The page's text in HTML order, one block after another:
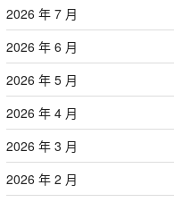
2026 年 7 月
2026 年 6 月
2026 年 5 月
2026 年 4 月
2026 年 3 月
2026 年 2 月